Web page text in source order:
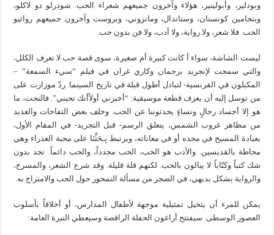
وبودلير، وأبولينير، هؤلاء وآخرون جميعهم شعراء الحب. شودرلو دو لاكلو،
وبنجامين كونستان، وستاندال، ومانزوني، وبروست وآخرون جميعهم روائيو
الحب. فلا شعر، ولا رواية، ولا أدب، ولا فن بدون حب.
ليست الشاشة، سواء أ كانت كبيرة أم صغيرة، سوى قصة حب لا تعرف الكلل،
والتي سمحت لإنجريد برجمان وكاري غران في فيلم “سيء السمعة” –
المكبلون في الفرنسية- لتبادل أطول قبلة في تاريخ السينما. ردّ موزارت على
من توسل إليه أن يعزف قطعة موسيقية: “أخبرني أولاًأنك تحبني”. فالنحت، ما
هو إلا أجساد رجالٍ ونساءٍ يحدثوننا عن الحب. وخلف بعض التفاحات والعديد
من مظاهر غروب الشمس، يتعلق الرسم- قبل التجريد- في المقام الأول،
بعبادة المسيح في مجده أو في معاناته، ويرتبط بِـحَثِّنَا على محبة العذراء وهي
محاطة بالقديسين. والأدب هو الحب، الحب مجدداً، والحب دائماً. نجد بدون
شك كتباً وكتّاباً لا يبالون بالحب. لكنهم قلة قليلة. وقد شرع الشعر، والمسرح،
والرواية بشكل بديهي، في الضجر من مسألة التمحور حول الحب والامتزاج به.
يمكن للمرء أن يتخيل تمثيلية موجهة لأطفال المدارس، أو أخلاقاً بأسلوب
العصور الوسطى. سيفتتح أراغون الحفلة الراقصة وسيعطي النبرة العامة: